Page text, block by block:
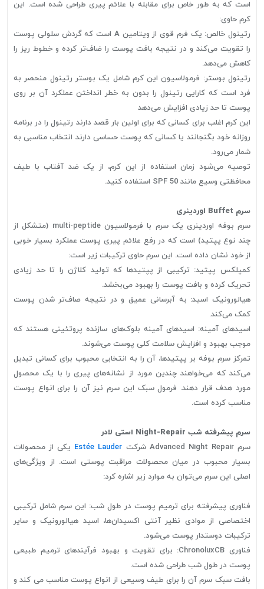
است که به طور خاص برای مقابله با علائم پیری طراحی شده است. این
کرم حاوی:
رتینول خالص: یک فرم قوی از ویتامین A است که گردش سلولی پوست
را تقویت می‌کند و در نتیجه بافت پوست را ضاف‌تر کرده و خطوط ریز را
کاهش می‌دهد.
رتینول بوستر: فرمولاسیون این کرم شامل یک بوستر رتینول منحصر به
فرد است که کارایی رتینول را بدون به خطر انداختن عملکرد آن بر روی
پوست تا حد زیادی افزایش می‌دهد
این کرم اغلب برای کسانی که برای اولین بار قصد دارند رتینول را در برنامه
روزانه خود بگنجانند یا کسانی که پوست حساسی دارند انتخاب مناسبی به
شمار می‌رود.
توصیه می‌شود زمان استفاده از این کرم، از یک ضد آفتاب با طیف
محافظتی وسیع مانند SPF 50 استفاده کنید.
سرم Buffet اوردینری
سرم بوفه اوردینری یک سرم با فرمولاسیون multi-peptide (متشکل از
چند نوع پپتید) است که در رفع علائم پیری پوست عملکرد بسیار خوبی
از خود نشان داده است. این سرم حاوی ترکیبات زیر است:
کمپلکس پپتید: ترکیبی از پپتیدها که تولید کلاژن را تا حد زیادی
تحریک کرده و بافت پوست را بهبود می‌بخشد.
هیالورونیک اسید: به آبرسانی عمیق و در نتیجه صاف‌تر شدن پوست
کمک می‌کند.
اسیدهای آمینه: اسیدهای آمینه بلوک‌های سازنده پروتئینی هستند که
موجب بهبود و افزایش سلامت کلی پوست می‌شوند.
تمرکز سرم بوفه بر پپتیدها، آن را به انتخابی محبوب برای کسانی تبدیل
می‌کند که می‌خواهند چندین مورد از نشانه‌های پیری را با یک محصول
مورد هدف قرار دهند. فرمول سبک این سرم نیز آن را برای انواع پوست
مناسب کرده است.
سرم پیشرفته شب Night-Repair استی لادر
سرم Advanced Night Repair شرکت
Estée Lauder یکی از محصولات
بسیار محبوب در میان محصولات مراقبت پوستی است. از ویژگی‌های
اصلی این سرم می‌توان به موارد زیر اشاره کرد:
فناوری پیشرفته برای ترمیم پوست در طول شب: این سرم شامل ترکیبی
اختصاصی از موادی نظیر آنتی اکسیدان‌ها، اسید هیالورونیک و سایر
ترکیبات دوستدار پوست می‌شود.
فناوری ChronoluxCB: برای تقویت و بهبود فرآیندهای ترمیم طبیعی
پوست در طول شب طراحی شده است.
بافت سبک سرم آن را برای طیف وسیعی از انواع پوست مناسب می کند و